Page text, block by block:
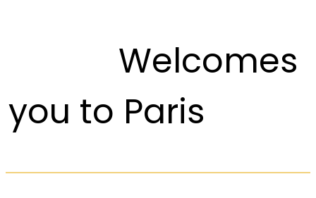
Welcomes
you to Paris